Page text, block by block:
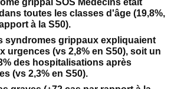
toutes les classes d'âge (19,8%,
à la S50).
syndromes grippaux expliquaient
urgences (vs 2,8% en S50), soit un
des hospitalisations après
(vs 2,3% en S50).